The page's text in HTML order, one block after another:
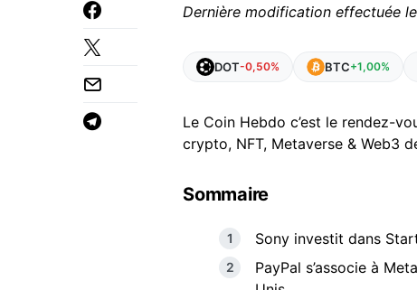
Dernière modification effectuée le
DOT-0,50% BTC+1,00%
Le Coin Hebdo c’est le rendez-
crypto, NFT, Metaverse & Web3
Sommaire
Sony investit dans
PayPal s’associe à